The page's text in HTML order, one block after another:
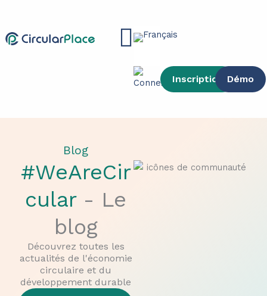
contenu
Main
Inscription Démo
Blog
#WeAreCir
cular- Le
blog
Découvrez toutes les
actualités de l'économie
circulaire et du
développement durable